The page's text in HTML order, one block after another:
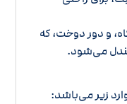
و دور دوخت، که
می‌شود.
زیر می‌باشد: